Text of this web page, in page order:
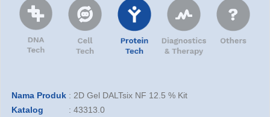
Nama Produk: 2D Gel DALTsix NF 12.5 % Kit
Katalog
: 43313.0